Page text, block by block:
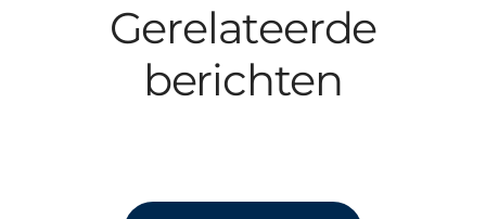
Gerelateerde
berichten
Smollan voor de vijfde keer